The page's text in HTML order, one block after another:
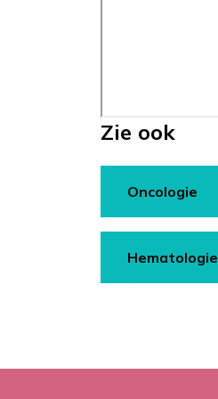
Zie ook
Oncologie
Hematologie